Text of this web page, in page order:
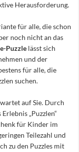
Herausforderung.
für alle, die schon
noch nicht an das
Puzzle lässt sich
und der
für alle, die
suchen.
wartet auf Sie. Durch
„Puzzlen“
für Kinder im
Teilezahl und
zu den Puzzles mit